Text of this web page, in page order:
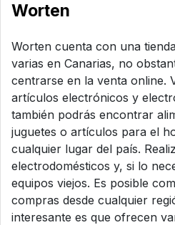
Worten
Worten cuenta con una
varias en Canarias, no
centrarse en la venta online.
artículos electrónicos y
también podrás encontrar
juguetes o artículos para el
cualquier lugar del país.
electrodomésticos y, si lo
equipos viejos. Es posible
compras desde cualquier
interesante es que ofrecen